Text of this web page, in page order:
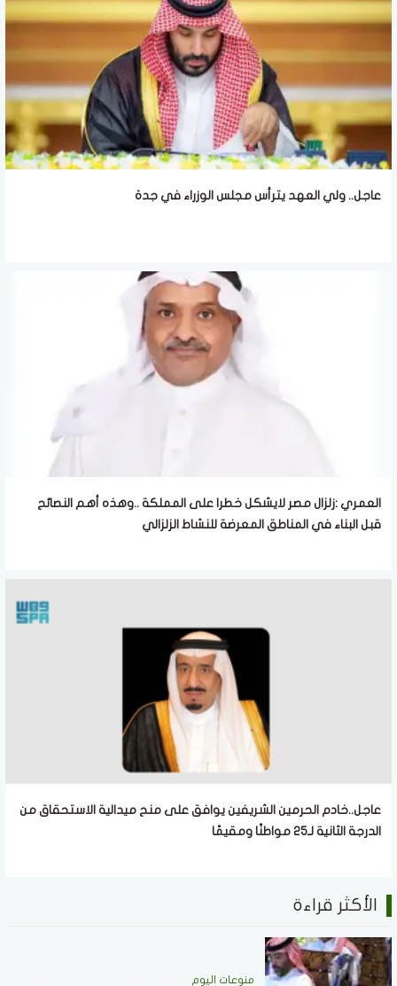
عاجل.. ولي العهد يترأس مجلس الوزراء في جدة
العمري :زلزال مصر لايشكل خطرا على المملكة ..وهذه أهم النصائح
قبل البناء في المناطق المعرضة للنشاط الزلزالي
عاجل..خادم الحرمين الشريفين يوافق على منح ميدالية الاستحقاق من
الدرجة الثانية لـ25 مواطنًا ومقيمًا
الأكثر قراءة
منوعات اليوم